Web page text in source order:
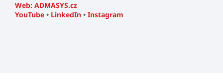
Web: ADMASYS.cz
YouTube • LinkedIn • Instagram